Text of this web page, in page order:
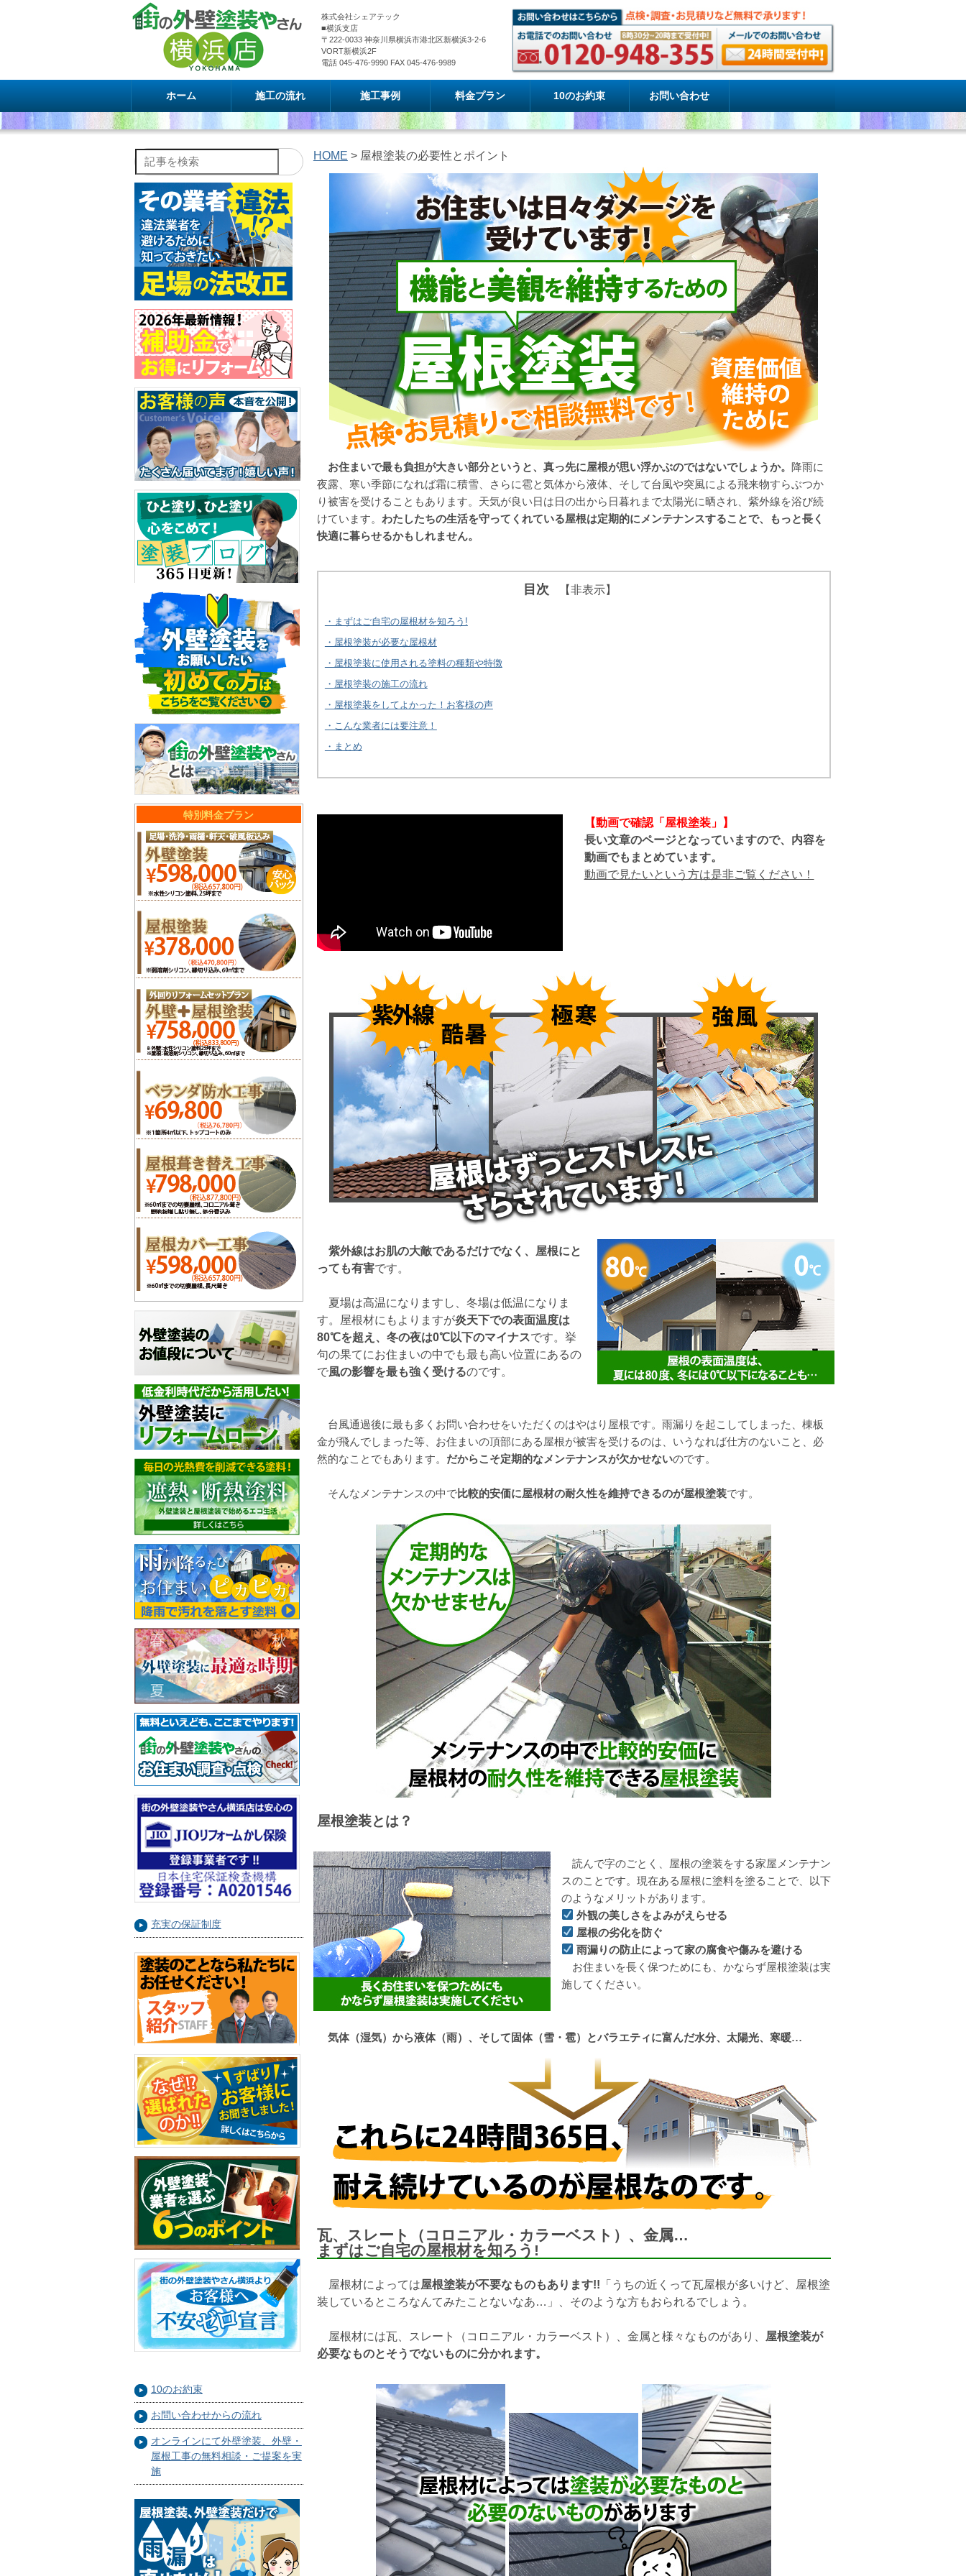
株式会社シェアテック
■横浜支店
〒222-0033 神奈川県横浜市港北区新横浜3-2-6
VORT新横浜2F
電話 045-476-9990 FAX 045-476-9989
ホーム 施工の流れ 施工事例 料金プラン 10のお約束 お問い合わせ
記事を検索
特別料金プラン
充実の保証制度
10のお約束
お問い合わせからの流れ
オンラインにて外壁塗装、外壁・
屋根工事の無料相談・ご提案を実
施
HOME > 屋根塗装の必要性とポイント
お住まいで最も負担が大きい部分というと、真っ先に屋根が思い浮かぶのではないでしょうか。
降雨に
夜露、寒い季節になれば霜に積雪、さらに雹と気体から液体、そして台風や突風による飛来物すらぶつか
り被害を受けることもあります。天気が良い日は日の出から日暮れまで太陽光に晒され、紫外線を浴び続
けています。 わたしたちの生活を守ってくれている屋根は定期的にメンテナンスすることで、もっと長く
快適に暮らせるかもしれません。
目次 【非表示】
・まずはご自宅の屋根材を知ろう!
・屋根塗装が必要な屋根材
・屋根塗装に使用される塗料の種類や特徴
・屋根塗装の施工の流れ
・屋根塗装をしてよかった！お客様の声
・こんな業者には要注意！
・まとめ
【動画で確認「屋根塗装」】
長い文章のページとなっていますので、内容を
動画でもまとめています。
動画で見たいという方は是非ご覧ください！
紫外線はお肌の大敵であるだけでなく、屋根にと
っても有害です。
夏場は高温になりますし、冬場は低温になりま
す。屋根材にもよりますが炎天下での表面温度は
80℃を超え、冬の夜は0℃以下のマイナスです。挙
句の果てにお住まいの中でも最も高い位置にあるの
で風の影響を最も強く受けるのです。
台風通過後に最も多くお問い合わせをいただくのはやはり屋根です。雨漏りを起こしてしまった、棟板
金が飛んでしまった等、お住まいの頂部にある屋根が被害を受けるのは、いうなれば仕方のないこと、必
然的なことでもあります。 だからこそ定期的なメンテナンスが欠かせないのです。
そんなメンテナンスの中で比較的安価に屋根材の耐久性を維持できるのが屋根塗装です。
屋根塗装とは？
読んで字のごとく、屋根の塗装をする家屋メンテナン
スのことです。現在ある屋根に塗料を塗ることで、以下
のようなメリットがあります。
外観の美しさをよみがえらせる
屋根の劣化を防ぐ
雨漏りの防止によって家の腐食や傷みを避ける
お住まいを長く保つためにも、かならず屋根塗装は実
施してください。
気体（湿気）から液体（雨）、そして固体（雪・雹）とバラエティに富んだ水分、太陽光、寒暖…
瓦、スレート（コロニアル・カラーベスト）、金属…
まずはご自宅の屋根材を知ろう!
屋根材によっては屋根塗装が不要なものもあります!! 「うちの近くって瓦屋根が多いけど、屋根塗
装しているところなんてみたことないなあ…」、そのような方もおられるでしょう。
屋根材には瓦、スレート（コロニアル・カラーベスト）、金属と様々なものがあり、 屋根塗装が
必要なものとそうでないものに分かれます。